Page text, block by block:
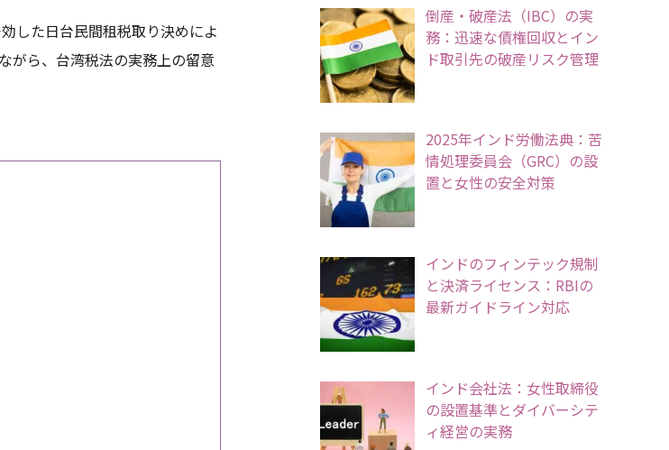
した日台民間租税取り決めによ
がら、台湾税法の実務上の留意
倒産・破産法（IBC）の実
務：迅速な債権回収とイン
ド取引先の破産リスク管理
2025年インド労働法典：苦
情処理委員会（GRC）の設
置と女性の安全対策
インドのフィンテック規制
と決済ライセンス：RBIの
最新ガイドライン対応
インド会社法：女性取締役
の設置基準とダイバーシテ
ィ経営の実務